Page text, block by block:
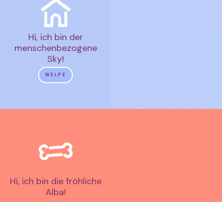
Hi, ich bin der
menschenbezogene
Sky!
WELPE
Hi, ich bin die fröhliche
Alba!